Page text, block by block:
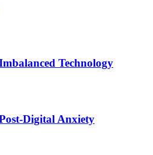
Technology
Digital Anxiety